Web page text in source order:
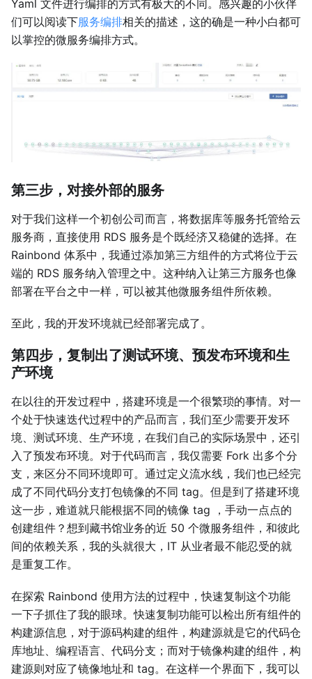
Yaml 文件进行编排的方式有极大的不同。感兴趣的小伙伴
们可以阅读下服务编排相关的描述，这的确是一种小白都可
以掌控的微服务编排方式。
第三步，对接外部的服务
对于我们这样一个初创公司而言，将数据库等服务托管给云
服务商，直接使用 RDS 服务是个既经济又稳健的选择。在
Rainbond 体系中，我通过添加第三方组件的方式将位于云
端的 RDS 服务纳入管理之中。这种纳入让第三方服务也像
部署在平台之中一样，可以被其他微服务组件所依赖。
至此，我的开发环境就已经部署完成了。
第四步，复制出了测试环境、预发布环境和生
产环境
在以往的开发过程中，搭建环境是一个很繁琐的事情。对一
个处于快速迭代过程中的产品而言，我们至少需要开发环
境、测试环境、生产环境，在我们自己的实际场景中，还引
入了预发布环境。对于代码而言，我仅需要 Fork 出多个分
支，来区分不同环境即可。通过定义流水线，我们也已经完
成了不同代码分支打包镜像的不同 tag。但是到了搭建环境
这一步，难道就只能根据不同的镜像 tag ，手动一点点的
创建组件？想到藏书馆业务的近 50 个微服务组件，和彼此
间的依赖关系，我的头就很大，IT 从业者最不能忍受的就
是重复工作。
在探索 Rainbond 使用方法的过程中，快速复制这个功能
一下子抓住了我的眼球。快速复制功能可以检出所有组件的
构建源信息，对于源码构建的组件，构建源就是它的代码仓
库地址、编程语言、代码分支；而对于镜像构建的组件，构
建源则对应了镜像地址和 tag。在这样一个界面下，我可以